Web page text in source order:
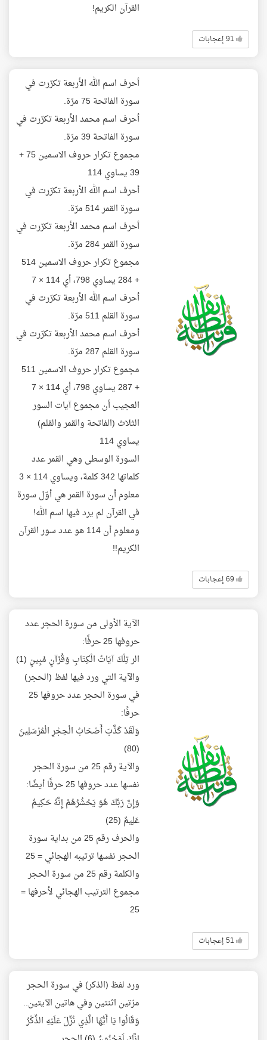
القرآن الكريم!
91 إعجابات
أحرف اسم الله الأربعة تكرّرت في
سورة الفاتحة 75 مرّة.
أحرف اسم محمد الأربعة تكرّرت في
سورة الفاتحة 39 مرّة.
مجموع تكرار حروف الاسمين 75 +
39 يساوي 114
أحرف اسم الله الأربعة تكرّرت في
سورة القمر 514 مرّة.
أحرف اسم محمد الأربعة تكرّرت في
سورة القمر 284 مرّة.
مجموع تكرار حروف الاسمين 514
+ 284 يساوي 798، أي 114 × 7
أحرف اسم الله الأربعة تكرّرت في
سورة القلم 511 مرّة.
أحرف اسم محمد الأربعة تكرّرت في
سورة القلم 287 مرّة.
مجموع تكرار حروف الاسمين 511
+ 287 يساوي 798، أي 114 × 7
العجيب أن مجموع آيات السور
الثلاث (الفاتحة والقمر والقلم)
يساوي 114
السورة الوسطى وهي القمر عدد
كلماتها 342 كلمة، ويساوي 114 × 3
معلوم أن سورة القمر هي أوّل سورة
في القرآن لم يرد فيها اسم الله!
ومعلوم أن 114 هو عدد سور القرآن
الكريم!!
69 إعجابات
الآية الأولى من سورة الحجر عدد
حروفها 25 حرفًا:
الر تِلْكَ آيَاتُ الْكِتَابِ وَقُرْآنٍ مُبِينٍ (1)
والآية التي ورد فيها لفظ (الحجر)
في سورة الحجر عدد حروفها 25
حرفًا:
وَلَقَدْ كَذَّبَ أَصْحَابُ الْحِجْرِ الْمُرْسَلِينَ
(80)
والآية رقم 25 من سورة الحجر
نفسها عدد حروفها 25 حرفًا أيضًا:
وَإِنَّ رَبَّكَ هُوَ يَحْشُرُهُمْ إِنَّهُ حَكِيمٌ
عَلِيمٌ (25)
والحرف رقم 25 من بداية سورة
الحجر نفسها ترتيبه الهجائي = 25
والكلمة رقم 25 من سورة الحجر
مجموع الترتيب الهجائي لأحرفها =
25
51 إعجابات
ورد لفظ (الذكر) في سورة الحجر
مرّتين اثنتين وفي هاتين الآيتين..
وَقَالُوا يَا أَيُّهَا الَّذِي نُزِّلَ عَلَيْهِ الذِّكْرُ